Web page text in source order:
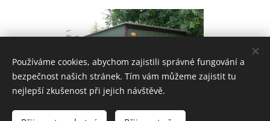
Používáme cookies, abychom zajistili správné fungování a
bezpečnost našich stránek. Tím vám můžeme zajistit tu
nejlepší zkušenost při jejich návštěvě.